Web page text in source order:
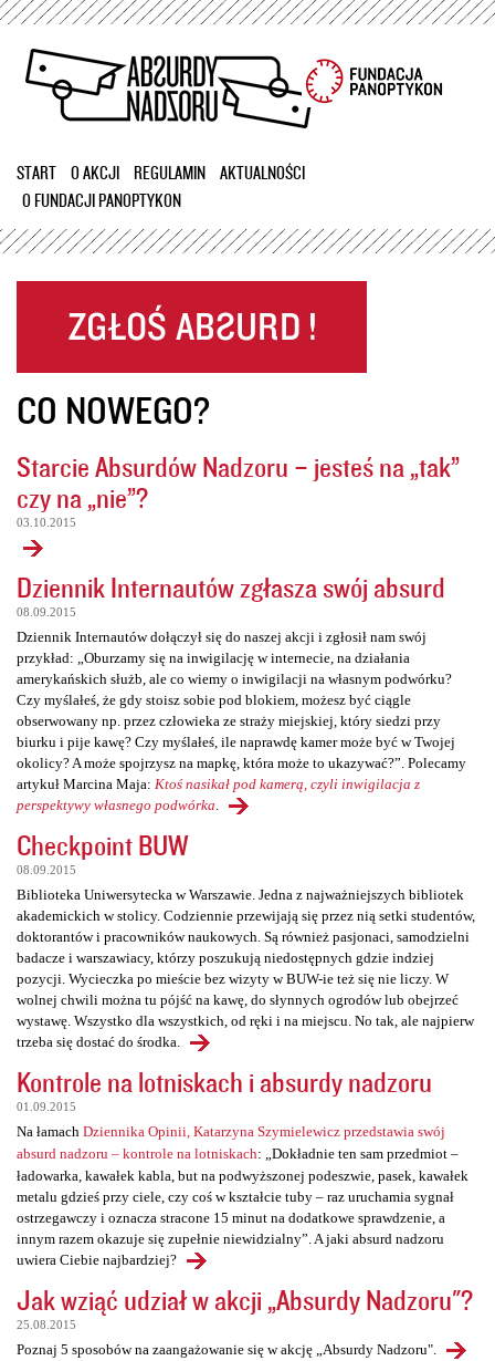
Przejdź
treści
START O AKCJI REGULAMIN
AKTUALNOŚCI
O FUNDACJI PANOPTYKON
CO NOWEGO?
Starcie Absurdów Nadzoru – jesteś na „tak”
czy na „nie”?
03.10.2015
Dziennik Internautów zgłasza swój absurd
08.09.2015
Dziennik Internautów dołączył się do naszej akcji i zgłosił nam swój
przykład: „Oburzamy się na inwigilację w internecie, na działania
amerykańskich służb, ale co wiemy o inwigilacji na własnym podwórku?
Czy myślałeś, że gdy stoisz sobie pod blokiem, możesz być ciągle
obserwowany np. przez człowieka ze straży miejskiej, który siedzi przy
biurku i pije kawę? Czy myślałeś, ile naprawdę kamer może być w Twojej
okolicy? A może spojrzysz na mapkę, która może to ukazywać?”. Polecamy
artykuł Marcina Maja: Ktoś nasikał pod kamerą, czyli inwigilacja z
perspektywy własnego podwórka
Checkpoint BUW
08.09.2015
Biblioteka Uniwersytecka w Warszawie. Jedna z najważniejszych bibliotek
akademickich w stolicy. Codziennie przewijają się przez nią setki studentów,
doktorantów i pracowników naukowych. Są również pasjonaci, samodzielni
badacze i warszawiacy, którzy poszukują niedostępnych gdzie indziej
pozycji. Wycieczka po mieście bez wizyty w BUW-ie też się nie liczy. W
wolnej chwili można tu pójść na kawę, do słynnych ogrodów lub obejrzeć
wystawę. Wszystko dla wszystkich, od ręki i na miejscu. No tak, ale najpierw
trzeba się dostać do środka.
Kontrole na lotniskach i absurdy nadzoru
01.09.2015
Na łamach Dziennika Opinii, Katarzyna Szymielewicz przedstawia swój
absurd nadzoru – kontrole na lotniskach: „Dokładnie ten sam przedmiot –
ładowarka, kawałek kabla, but na podwyższonej podeszwie, pasek, kawałek
metalu gdzieś przy ciele, czy coś w kształcie tuby – raz uruchamia sygnał
ostrzegawczy i oznacza stracone 15 minut na dodatkowe sprawdzenie, a
innym razem okazuje się zupełnie niewidzialny”. A jaki absurd nadzoru
uwiera Ciebie najbardziej?
Jak wziąć udział w akcji „Absurdy Nadzoru"?
25.08.2015
Poznaj 5 sposobów na zaangażowanie się w akcję „Absurdy Nadzoru".